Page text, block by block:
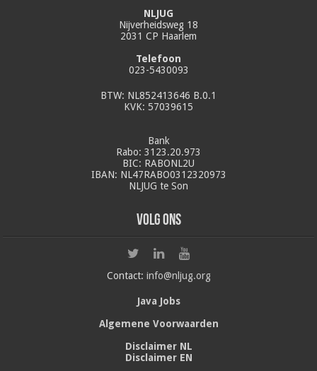
NLJUG
Nijverheidsweg 18
2031 CP Haarlem
Telefoon
023-5430093
BTW: NL852413646 B.0.1
KVK: 57039615
Bank
Rabo: 3123.20.973
BIC: RABONL2U
IBAN: NL47RABO0312320973
NLJUG te Son
Volg ons
Contact: info@nljug.org
Java Jobs
Algemene Voorwaarden
Disclaimer NL
Disclaimer EN